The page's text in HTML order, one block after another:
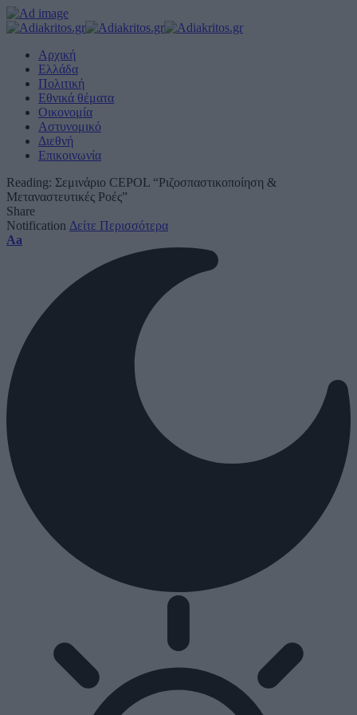
Αρχική
Ελλάδα
Πολιτική
Εθνικά θέματα
Οικονομία
Αστυνομικό
Διεθνή
Επικοινωνία
Reading: Σεμινάριο CEPOL “Ριζοσπαστικοποίηση &
Μεταναστευτικές Ροές”
Share
Notification Δείτε Περισσότερα
Font
Aa